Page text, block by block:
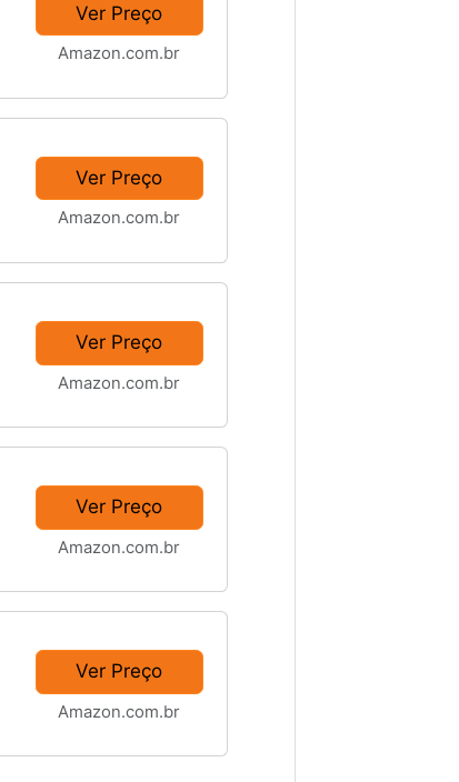
Ver Preço
Amazon.com.br
Ver Preço
Amazon.com.br
Ver Preço
Amazon.com.br
Ver Preço
Amazon.com.br
Ver Preço
Amazon.com.br